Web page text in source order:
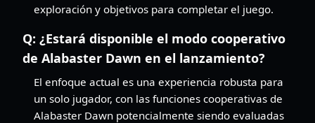
exploración y objetivos para completar el juego.
Q: ¿Estará disponible el modo cooperativo
de Alabaster Dawn en el lanzamiento?
El enfoque actual es una experiencia robusta para
un solo jugador, con las funciones cooperativas de
Alabaster Dawn potencialmente siendo evaluadas